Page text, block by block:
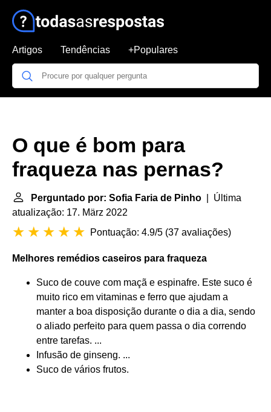
Artigos Tendências +Populares
O que é bom para
fraqueza nas pernas?
Perguntado por: Sofia Faria de Pinho | Última
atualização: 17. März 2022
Pontuação: 4.9/5 (37 avaliações)
Melhores remédios caseiros para fraqueza
Suco de couve com maçã e espinafre. Este suco é
muito rico em vitaminas e ferro que ajudam a
manter a boa disposição durante o dia a dia, sendo
o aliado perfeito para quem passa o dia correndo
entre tarefas. ...
Infusão de ginseng. ...
Suco de vários frutos.